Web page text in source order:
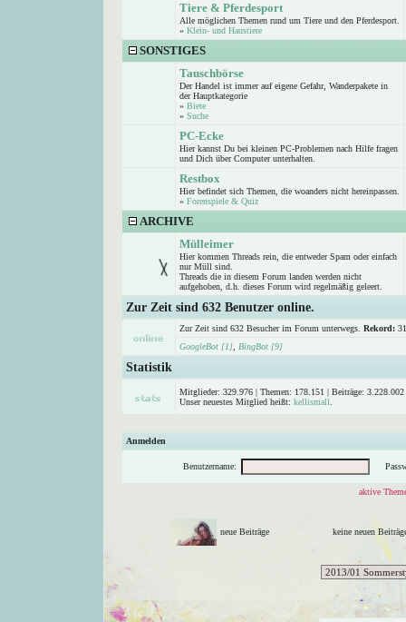
Tiere & Pferdesport
Alle möglichen Themen rund um Tiere und den Pferdesport.
» Klein- und Haustiere
SONSTIGES
Tauschbörse
Der Handel ist immer auf eigene Gefahr, Wanderpakete in
der Hauptkategorie
» Biete
» Suche
PC-Ecke
Hier kannst Du bei kleinen PC-Problemen nach Hilfe fragen
und Dich über Computer unterhalten.
Restbox
Hier befindet sich Themen, die woanders nicht hereinpassen.
» Forenspiele & Quiz
ARCHIVE
Mülleimer
Hier kommen Threads rein, die entweder Spam oder einfach
nur Müll sind.
Threads die in diesem Forum landen werden nicht
aufgehoben, d.h. dieses Forum wird regelmäßig geleert.
Zur Zeit sind 632 Benutzer online.
Zur Zeit sind 632 Besucher im Forum unterwegs. Rekord:
GoogleBot [1]
BingBot [9]
Statistik
Mitglieder: 329.976 | Themen: 178.151 | Beiträge:
Unser neuestes Mitglied heißt: kellismall
Anmelden
Benutzername:
aktive
neue Beiträge keine neuen